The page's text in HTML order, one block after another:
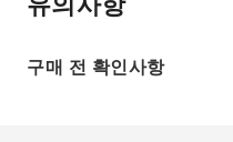
구매 전 확인사항